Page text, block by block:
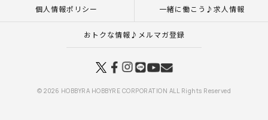
個人情報ポリシー 一緒に働こう♪求人情報
おトクな情報♪メルマガ登録
© 2026 HOBBYRA HOBBYRE CORPORATION ALL Rights Reserved